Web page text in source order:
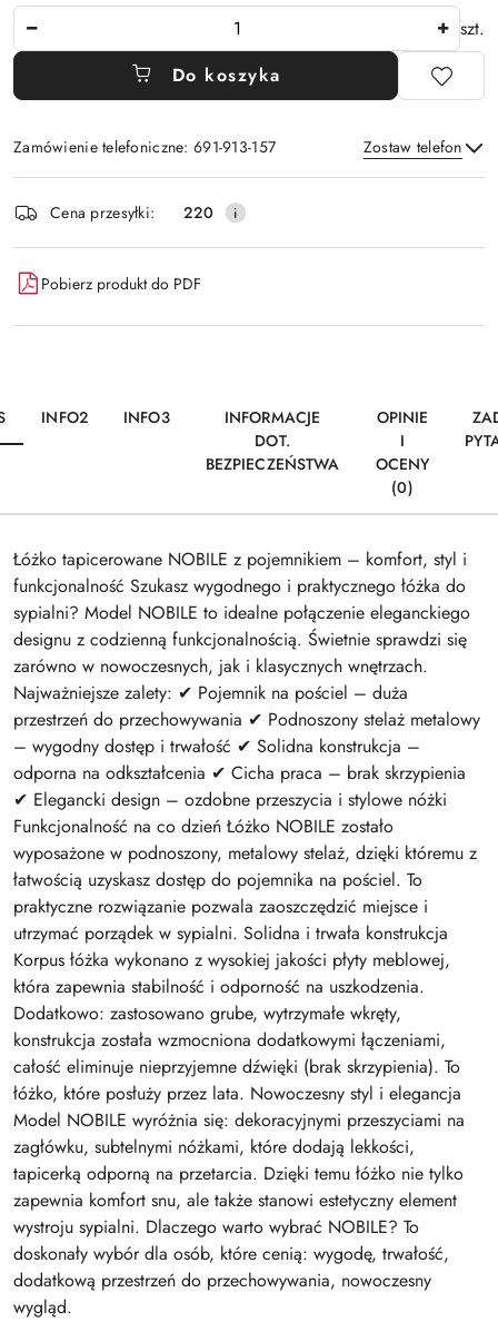
szt.
Do koszyka
Zamówienie telefoniczne: 691-913-157 Zostaw telefon
Wyślij
i
dostawa
Cena przesyłki: 220
Pobierz produkt do PDF
INFO2 INFO3
INFORMACJE
DOT.
BEZPIECZEŃSTWA
OPINIE
I
OCENY
(0)
Łóżko tapicerowane NOBILE z pojemnikiem – komfort, styl i
funkcjonalność Szukasz wygodnego i praktycznego łóżka do
sypialni? Model NOBILE to idealne połączenie eleganckiego
designu z codzienną funkcjonalnością. Świetnie sprawdzi się
zarówno w nowoczesnych, jak i klasycznych wnętrzach.
Najważniejsze zalety: ✔ Pojemnik na pościel – duża
przestrzeń do przechowywania ✔ Podnoszony stelaż metalowy
– wygodny dostęp i trwałość ✔ Solidna konstrukcja –
odporna na odkształcenia ✔ Cicha praca – brak skrzypienia
✔ Elegancki design – ozdobne przeszycia i stylowe nóżki
Funkcjonalność na co dzień Łóżko NOBILE zostało
wyposażone w podnoszony, metalowy stelaż, dzięki któremu z
łatwością uzyskasz dostęp do pojemnika na pościel. To
praktyczne rozwiązanie pozwala zaoszczędzić miejsce i
utrzymać porządek w sypialni. Solidna i trwała konstrukcja
Korpus łóżka wykonano z wysokiej jakości płyty meblowej,
która zapewnia stabilność i odporność na uszkodzenia.
Dodatkowo: zastosowano grube, wytrzymałe wkręty,
konstrukcja została wzmocniona dodatkowymi łączeniami,
całość eliminuje nieprzyjemne dźwięki (brak skrzypienia). To
łóżko, które posłuży przez lata. Nowoczesny styl i elegancja
Model NOBILE wyróżnia się: dekoracyjnymi przeszyciami na
zagłówku, subtelnymi nóżkami, które dodają lekkości,
tapicerką odporną na przetarcia. Dzięki temu łóżko nie tylko
zapewnia komfort snu, ale także stanowi estetyczny element
wystroju sypialni. Dlaczego warto wybrać NOBILE? To
doskonały wybór dla osób, które cenią: wygodę, trwałość,
dodatkową przestrzeń do przechowywania, nowoczesny
wygląd.